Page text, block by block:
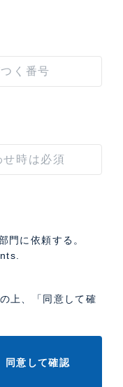
門に依頼する。
上、「同意して確
同意して確認